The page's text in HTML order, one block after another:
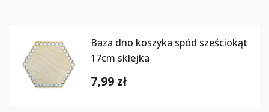
Baza dno koszyka spód sześciokąt
17cm sklejka
7,99 zł